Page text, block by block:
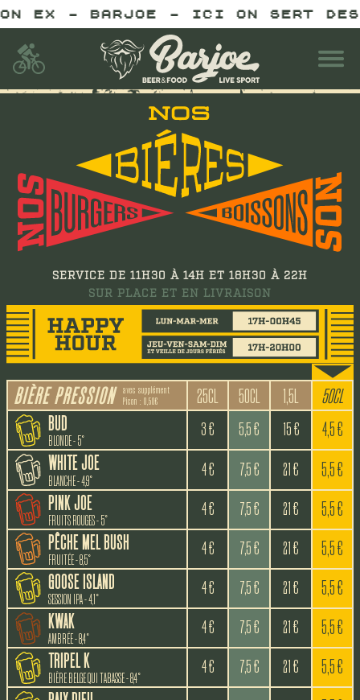
EX - BARJOE - ICI ON SERT DES
SERVICE DE 11H30 À 14H ET 18H30 À 22H
SUR PLACE ET EN LIVRAISON
BIÈRE PRESSION
avec supplément
Picon : 0,50€
25CL 50CL 1,5L 50CL
BUD
BLONDE - 5°
3 € 5,5 € 15 €
4,5 €
WHITE JOE
BLANCHE - 4,9°
4 € 7,5 € 21 €
5,5 €
PINK JOE
FRUITS ROUGES - 5°
4 € 7,5 € 21 €
5,5 €
PÊCHE MEL BUSH
FRUITÉE - 8,5°
4 € 7,5 € 21 €
5,5 €
GOOSE ISLAND
SESSION IPA - 4,1°
4 € 7,5 € 21 €
5,5 €
KWAK
AMBRÉE - 8,4°
4 € 7,5 € 21 €
5,5 €
TRIPEL K
BIÈRE BELGE QUI TABASSE - 8,4°
4 € 7,5 € 21 €
5,5 €